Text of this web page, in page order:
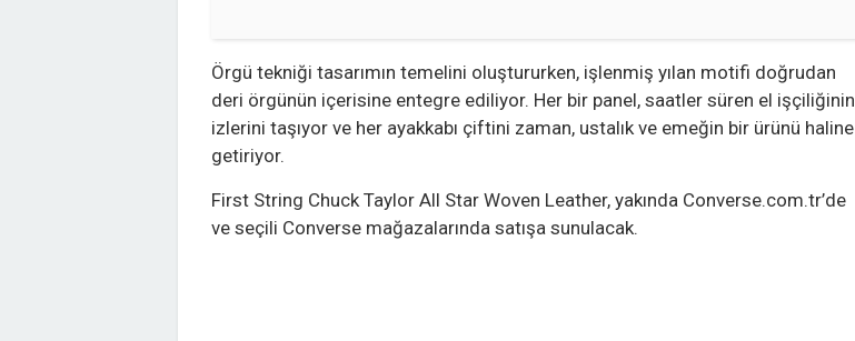
Örgü tekniği tasarımın temelini oluştururken, işlenmiş yılan motifi doğrudan
deri örgünün içerisine entegre ediliyor. Her bir panel, saatler süren el işçiliğinin
izlerini taşıyor ve her ayakkabı çiftini zaman, ustalık ve emeğin bir ürünü haline
getiriyor.
First String Chuck Taylor All Star Woven Leather, yakında Converse.com.tr’de
ve seçili Converse mağazalarında satışa sunulacak.